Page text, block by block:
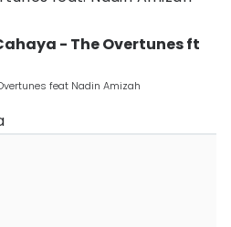
- The Overtunes ft
feat Nadin Amizah